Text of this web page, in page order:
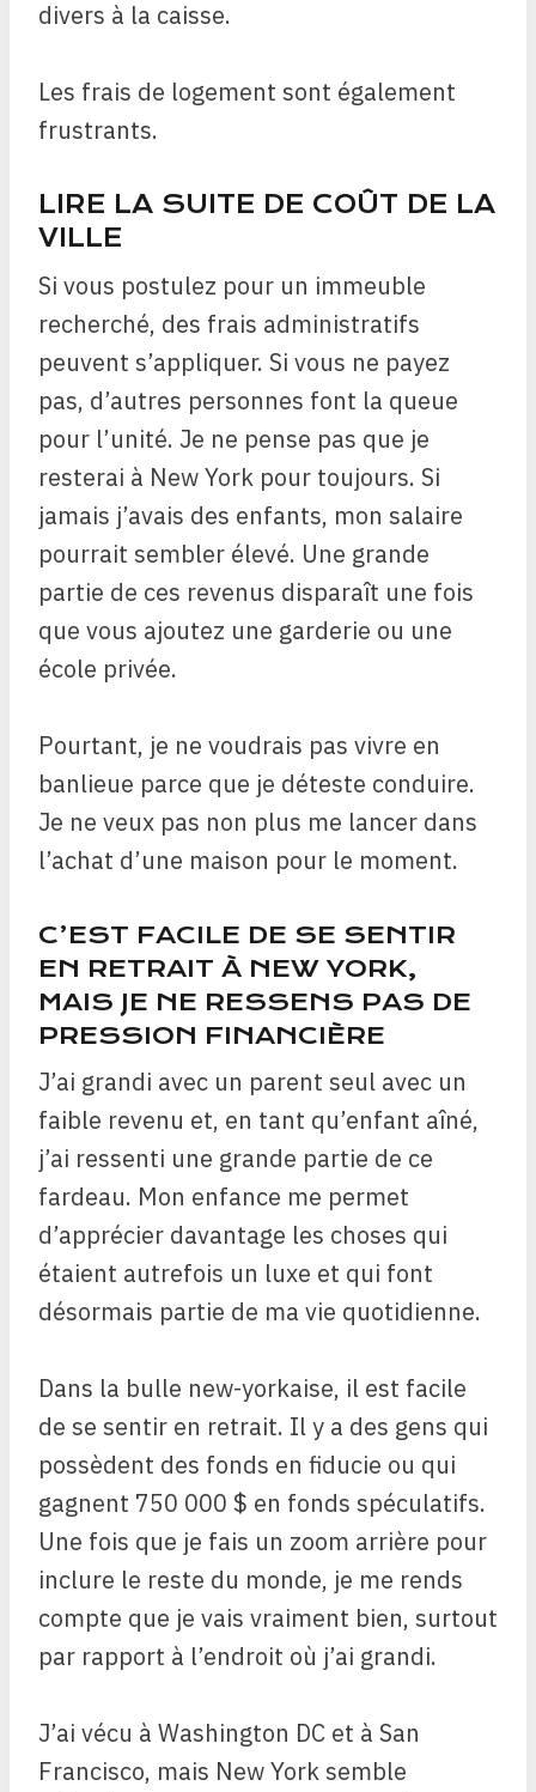
divers à la caisse.
Les frais de logement sont également
frustrants.
LIRE LA SUITE DE COÛT DE LA
VILLE
Si vous postulez pour un immeuble
recherché, des frais administratifs
peuvent s’appliquer. Si vous ne payez
pas, d’autres personnes font la queue
pour l’unité. Je ne pense pas que je
resterai à New York pour toujours. Si
jamais j’avais des enfants, mon salaire
pourrait sembler élevé. Une grande
partie de ces revenus disparaît une fois
que vous ajoutez une garderie ou une
école privée.
Pourtant, je ne voudrais pas vivre en
banlieue parce que je déteste conduire.
Je ne veux pas non plus me lancer dans
l’achat d’une maison pour le moment.
C’EST FACILE DE SE SENTIR
EN RETRAIT À NEW YORK,
MAIS JE NE RESSENS PAS DE
PRESSION FINANCIÈRE
J’ai grandi avec un parent seul avec un
faible revenu et, en tant qu’enfant aîné,
j’ai ressenti une grande partie de ce
fardeau. Mon enfance me permet
d’apprécier davantage les choses qui
étaient autrefois un luxe et qui font
désormais partie de ma vie quotidienne.
Dans la bulle new-yorkaise, il est facile
de se sentir en retrait. Il y a des gens qui
possèdent des fonds en fiducie ou qui
gagnent 750 000 $ en fonds spéculatifs.
Une fois que je fais un zoom arrière pour
inclure le reste du monde, je me rends
compte que je vais vraiment bien, surtout
par rapport à l’endroit où j’ai grandi.
J’ai vécu à Washington DC et à San
Francisco, mais New York semble